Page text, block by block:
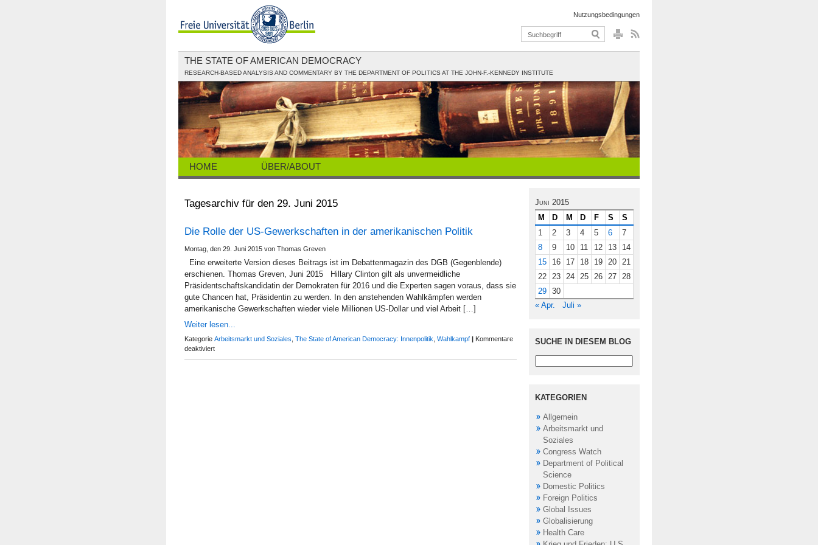
Nutzungsbedingungen
THE STATE OF AMERICAN DEMOCRACY
RESEARCH-BASED ANALYSIS AND COMMENTARY BY THE DEPARTMENT OF POLITICS AT THE JOHN-F.-KENNEDY INSTITUTE
HOME ÜBER/ABOUT
Tagesarchiv für den 29. Juni 2015
Die Rolle der US-Gewerkschaften in der amerikanischen Politik
Montag, den 29. Juni 2015 von Thomas Greven
Eine erweiterte Version dieses Beitrags ist im Debattenmagazin des DGB (Gegenblende)
erschienen. Thomas Greven, Juni 2015 Hillary Clinton gilt als unvermeidliche
Präsidentschaftskandidatin der Demokraten für 2016 und die Experten sagen voraus, dass sie
gute Chancen hat, Präsidentin zu werden. In den anstehenden Wahlkämpfen werden
amerikanische Gewerkschaften wieder viele Millionen US-Dollar und viel Arbeit […]
Weiter lesen...
Kategorie Arbeitsmarkt und Soziales The State of American Democracy: Innenpolitik Wahlkampf | Kommentare
deaktiviertfür
Juni 2015
M
D M D F S
S
1
2 3 4 5 6
7
8
9 10 11 12 13
14
15
16 17 18 19 20 21
22 23 24 25 26 27 28
29 30
« Apr.
Juli »
SUCHE IN DIESEM BLOG
KATEGORIEN
Allgemein
Arbeitsmarkt und
Soziales
Congress Watch
Department of Political
Science
Domestic Politics
Foreign Politics
Global Issues
Globalisierung
Health Care